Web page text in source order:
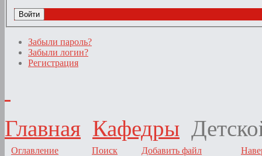
Забыли пароль?
Забыли логин?
Регистрация
Главная Кафедры
Оглавление Поиск Добавить файл